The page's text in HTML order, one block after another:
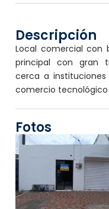
Descripción
Local comercial con
principal con gran
cerca a instituciones
comercio tecnológico
Fotos